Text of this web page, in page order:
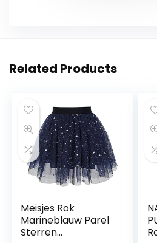
Related Products
Meisjes Rok
Marineblauw Parel
Sterren